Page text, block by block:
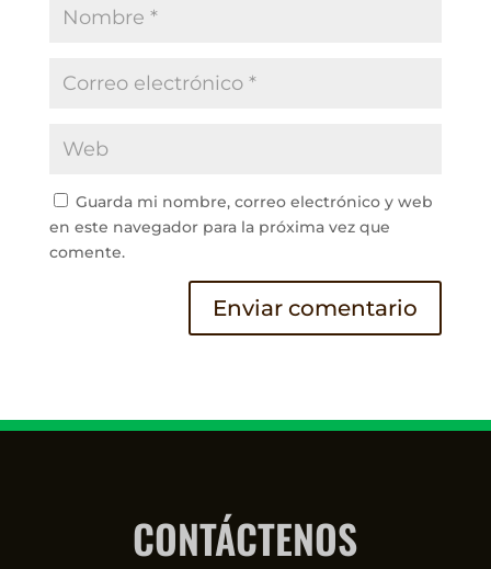
Guarda mi nombre, correo electrónico y web
en este navegador para la próxima vez que
comente.
CONTÁCTENOS